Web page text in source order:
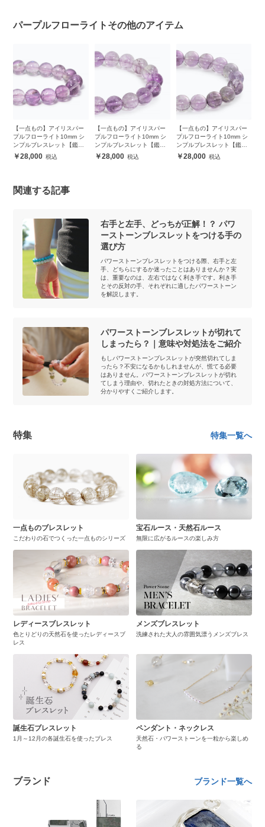
パープルフローライトその他のアイテム
【一点もの】アイリスパー
プルフローライト10mm シ
ンプルブレスレット【鑑別
書付き】
28,000
【一点もの】アイリスパー
プルフローライト10mm シ
ンプルブレスレット【鑑別
書付き】
28,000
【一点もの】アイリスパー
プルフローライト10mm シ
ンプルブレスレット【鑑別
書付き】
28,000
関連する記事
右手と左手、どっちが正解！？ パワ
ーストーンブレスレットをつける手の
選び方
パワーストーンブレスレットをつける際、右手と左
手、どちらにするか迷ったことはありませんか？実
は、重要なのは、左右ではなく利き手です。利き手
とその反対の手、それぞれに適したパワーストーン
を解説します。
パワーストーンブレスレットが切れて
しまったら？｜意味や対処法をご紹介
もしパワーストーンブレスレットが突然切れてしま
ったら？不安になるかもしれませんが、慌てる必要
はありません。パワーストーンブレスレットが切れ
てしまう理由や、切れたときの対処方法について、
分かりやすくご紹介します。
特集 特集一覧へ
一点ものブレスレット
こだわりの石でつくった一点ものシリーズ
宝石ルース・天然石ルース
無限に広がるルースの楽しみ方
レディースブレスレット
色とりどりの天然石を使ったレディースブ
レス
メンズブレスレット
洗練された大人の雰囲気漂うメンズブレス
誕生石ブレスレット
1月～12月の各誕生石を使ったブレス
ペンダント・ネックレス
天然石・パワーストーンを一粒から楽しめ
る
ブランド ブランド一覧へ